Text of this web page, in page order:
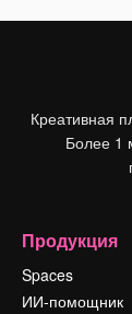
Креативная
Более 1
Продукция
Spaces
ИИ-помощник